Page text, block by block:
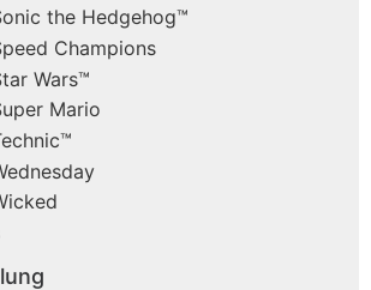
the Hedgehog™
Champions
Wars™
Mario